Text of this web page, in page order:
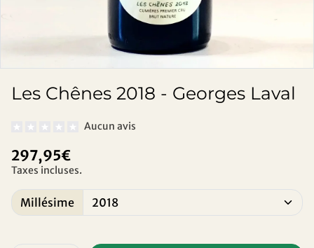
Les Chênes 2018 - Georges Laval
Aucun avis
297,95€
Taxes incluses.
Millésime